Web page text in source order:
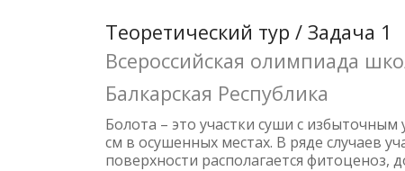
Теоретический тур / Задача 1
Всероссийская олимпиада
Балкарская Республика
Болота – это участки суши с
см в осушенных местах. В ряде случаев
поверхности располагается фитоценоз,